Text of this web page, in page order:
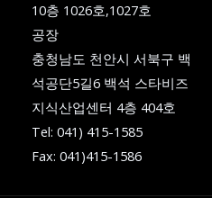
10층 1026호,1027호
공장
충청남도 천안시 서북구 백
석공단5길6 백석 스타비즈
지식산업센터 4층 404호
Tel: 041) 415-1585
Fax: 041)415-1586